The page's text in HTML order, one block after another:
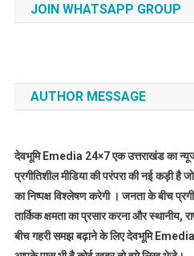
JOIN WHATSAPP GROUP
AUTHOR MESSAGE
देवभूमि Emedia 24×7 एक उत्तराखंड का
प्रगीतिशील मीडिया की परंपरा की नई कड़ी है
का निष्पक्ष विश्लेषण करेगी । जनता के बीच
तार्किक क्षमता का प्रसार करना और स्थानीय,
बीच गहरी समझ बढ़ाने के लिए देवभूमि